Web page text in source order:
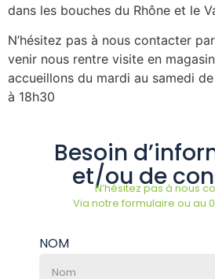
dans les bouches du Rhône et le
N’hésitez pas à nous contacter
venir nous rentre visite en
accueillons du mardi au samedi
à 18h30
Besoin
et/ou de
N’hésitez pas à nous
Via notre formulaire ou au
NOM